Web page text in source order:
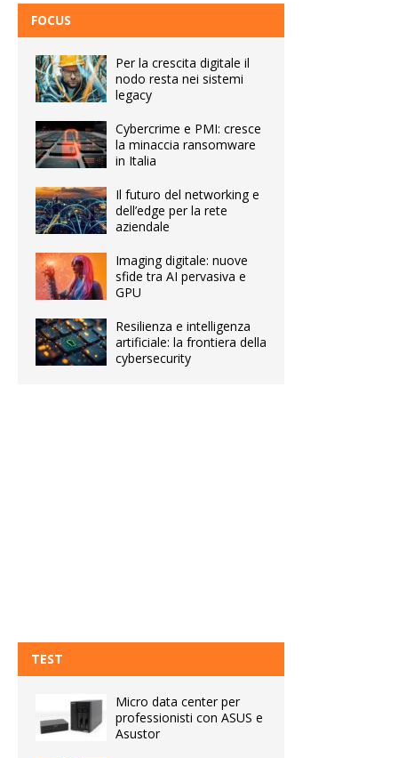
FOCUS
Per la crescita digitale il
nodo resta nei sistemi
legacy
Cybercrime e PMI: cresce
la minaccia ransomware
in Italia
Il futuro del networking e
dell’edge per la rete
aziendale
Imaging digitale: nuove
sfide tra AI pervasiva e
GPU
Resilienza e intelligenza
artificiale: la frontiera della
cybersecurity
TEST
Micro data center per
professionisti con ASUS e
Asustor